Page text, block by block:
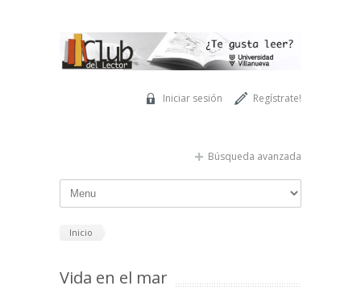
Regístrate!
Iniciar sesión
Búsqueda avanzada
Inicio
Vida en el mar